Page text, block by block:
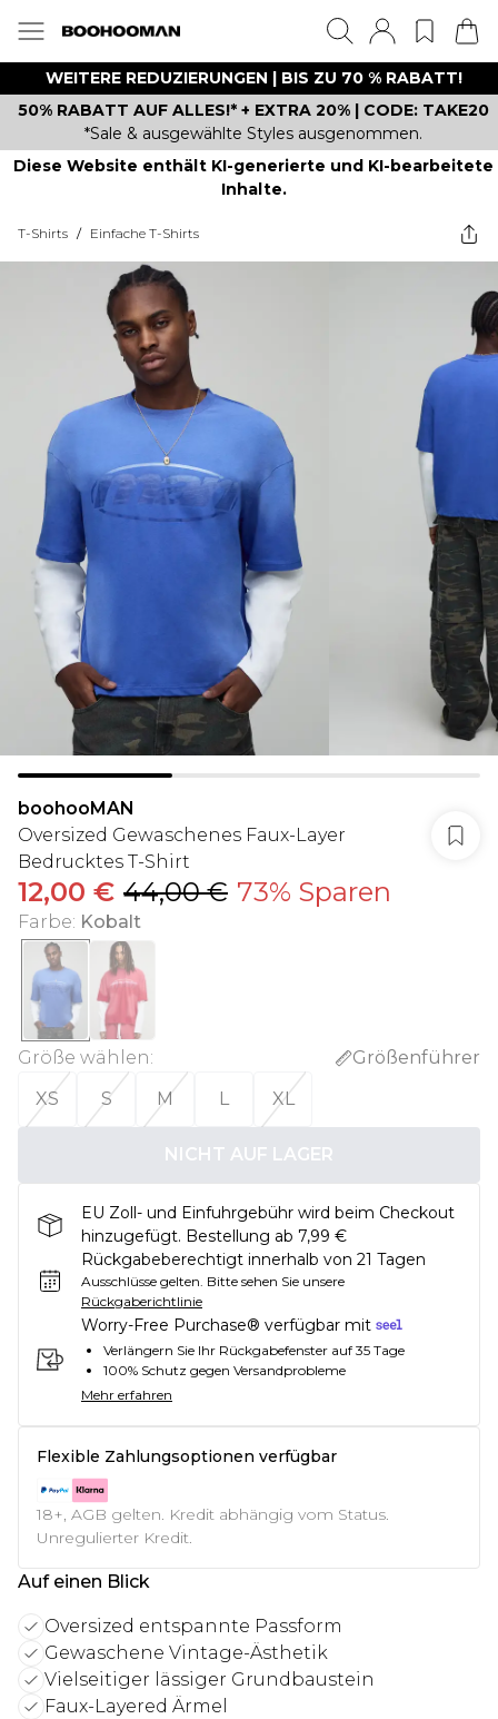
WEITERE REDUZIERUNGEN | BIS ZU 70 % RABATT!
50% RABATT AUF ALLES!* + EXTRA 20% | CODE: TAKE20
*Sale & ausgewählte Styles ausgenommen.
Diese Website enthält KI-generierte und KI-bearbeitete
Inhalte.
T-Shirts / Einfache T-Shirts
boohooMAN
Oversized Gewaschenes Faux-Layer
Bedrucktes T-Shirt
12,00 € 44,00 € 73% Sparen
Farbe: Kobalt
Größe wählen:
Größenführer
XS
S M L XL
NICHT AUF LAGER
EU Zoll- und Einfuhrgebühr wird beim Checkout
hinzugefügt. Bestellung ab 7,99 €
Rückgabeberechtigt innerhalb von 21 Tagen
Ausschlüsse gelten. Bitte sehen Sie unsere
Rückgaberichtlinie
Worry-Free Purchase® verfügbar mit
Verlängern Sie Ihr Rückgabefenster auf 35 Tage
100% Schutz gegen Versandprobleme
Mehr erfahren
Flexible Zahlungsoptionen verfügbar
18+, AGB gelten. Kredit abhängig vom Status.
Unregulierter Kredit.
Auf einen Blick
Oversized entspannte Passform
Gewaschene Vintage-Ästhetik
Vielseitiger lässiger Grundbaustein
Faux-Layered Ärmel